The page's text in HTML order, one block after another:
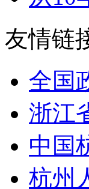
友情链
全国
浙江
中国
杭州